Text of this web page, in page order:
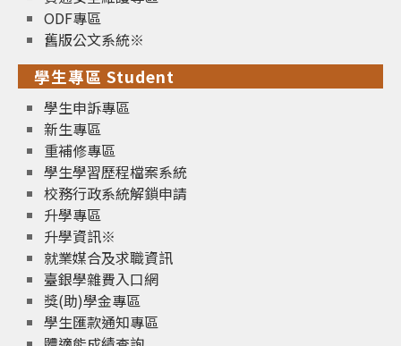
ODF專區
舊版公文系統※
學生專區 Student
學生申訴專區
新生專區
重補修專區
學生學習歷程檔案系統
校務行政系統解鎖申請
升學專區
升學資訊※
就業媒合及求職資訊
臺銀學雜費入口網
獎(助)學金專區
學生匯款通知專區